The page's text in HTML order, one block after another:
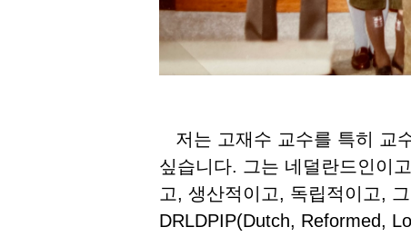
저는 고재수 교수를 특히 교
싶습니다. 그는 네덜란드인이
고, 생산적이고, 독립적이고,
DRLDPIP(Dutch, Reformed,